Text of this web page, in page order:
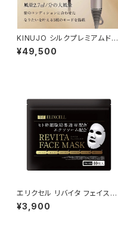
KINUJO シルクプレミアムドラ
イヤー（1250W）
¥49,500
エリクセル リバイタ フェイスマ
スク 40枚
¥3,900